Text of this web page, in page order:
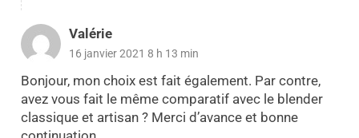
Valérie
16 janvier 2021 8 h 13 min
Bonjour, mon choix est fait également. Par contre,
avez vous fait le même comparatif avec le blender
classique et artisan ? Merci d’avance et bonne